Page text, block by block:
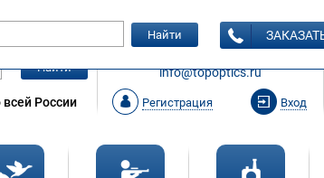
Найти
России
ЗАКАЗАТЬ ЗВОНОК
info@topoptics.ru
Регистрация Вход
Найти